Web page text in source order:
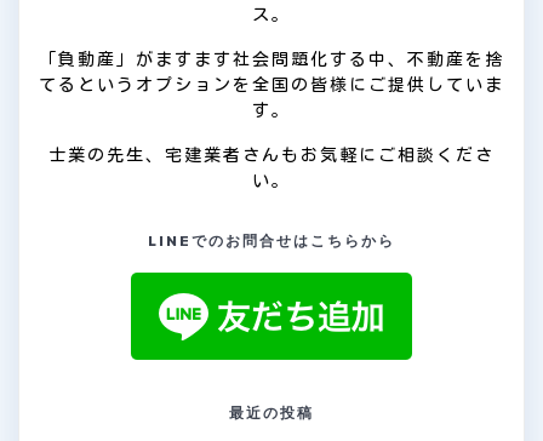
ス。
「負動産」がますます社会問題化する中、不動産を捨
てるというオプションを全国の皆様にご提供していま
す。
士業の先生、宅建業者さんもお気軽にご相談くださ
い。
LINEでのお問合せはこちらから
最近の投稿